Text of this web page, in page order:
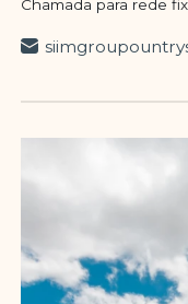
Chamada para rede